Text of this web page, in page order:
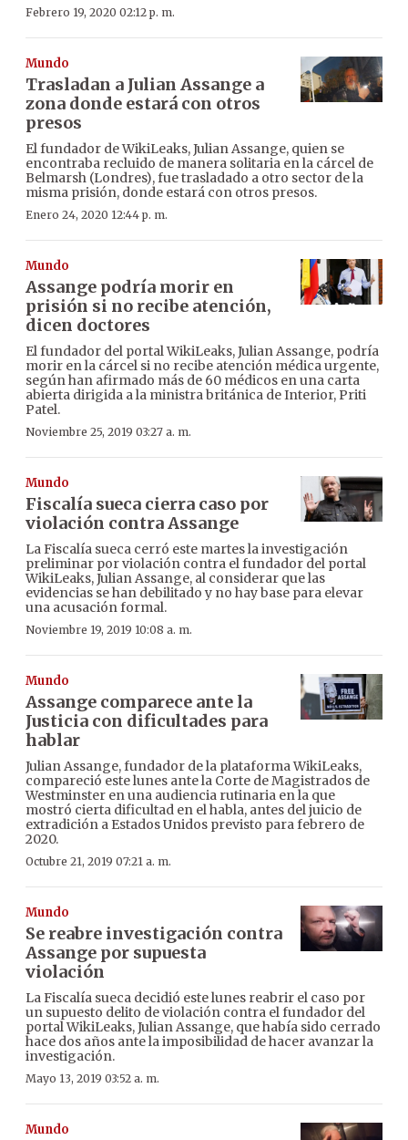
Febrero 19, 2020 02:12 p. m.
Mundo
Trasladan a Julian Assange a
zona donde estará con otros
presos
El fundador de WikiLeaks, Julian Assange, quien se
encontraba recluido de manera solitaria en la cárcel de
Belmarsh (Londres), fue trasladado a otro sector de la
misma prisión, donde estará con otros presos.
Enero 24, 2020 12:44 p. m.
Mundo
Assange podría morir en
prisión si no recibe atención,
dicen doctores
El fundador del portal WikiLeaks, Julian Assange, podría
morir en la cárcel si no recibe atención médica urgente,
según han afirmado más de 60 médicos en una carta
abierta dirigida a la ministra británica de Interior, Priti
Patel.
Noviembre 25, 2019 03:27 a. m.
Mundo
Fiscalía sueca cierra caso por
violación contra Assange
La Fiscalía sueca cerró este martes la investigación
preliminar por violación contra el fundador del portal
WikiLeaks, Julian Assange, al considerar que las
evidencias se han debilitado y no hay base para elevar
una acusación formal.
Noviembre 19, 2019 10:08 a. m.
Mundo
Assange comparece ante la
Justicia con dificultades para
hablar
Julian Assange, fundador de la plataforma WikiLeaks,
compareció este lunes ante la Corte de Magistrados de
Westminster en una audiencia rutinaria en la que
mostró cierta dificultad en el habla, antes del juicio de
extradición a Estados Unidos previsto para febrero de
2020.
Octubre 21, 2019 07:21 a. m.
Mundo
Se reabre investigación contra
Assange por supuesta
violación
La Fiscalía sueca decidió este lunes reabrir el caso por
un supuesto delito de violación contra el fundador del
portal WikiLeaks, Julian Assange, que había sido cerrado
hace dos años ante la imposibilidad de hacer avanzar la
investigación.
Mayo 13, 2019 03:52 a. m.
Mundo